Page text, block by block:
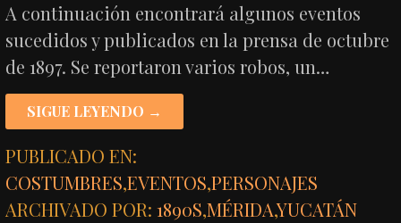
A continuación encontrará algunos eventos
sucedidos y publicados en la prensa de octubre
de 1897. Se reportaron varios robos, un…
SIGUE LEYENDO →
PUBLICADO EN:
COSTUMBRES,EVENTOS,PERSONAJES
ARCHIVADO POR:1890S,MÉRIDA,YUCATÁN